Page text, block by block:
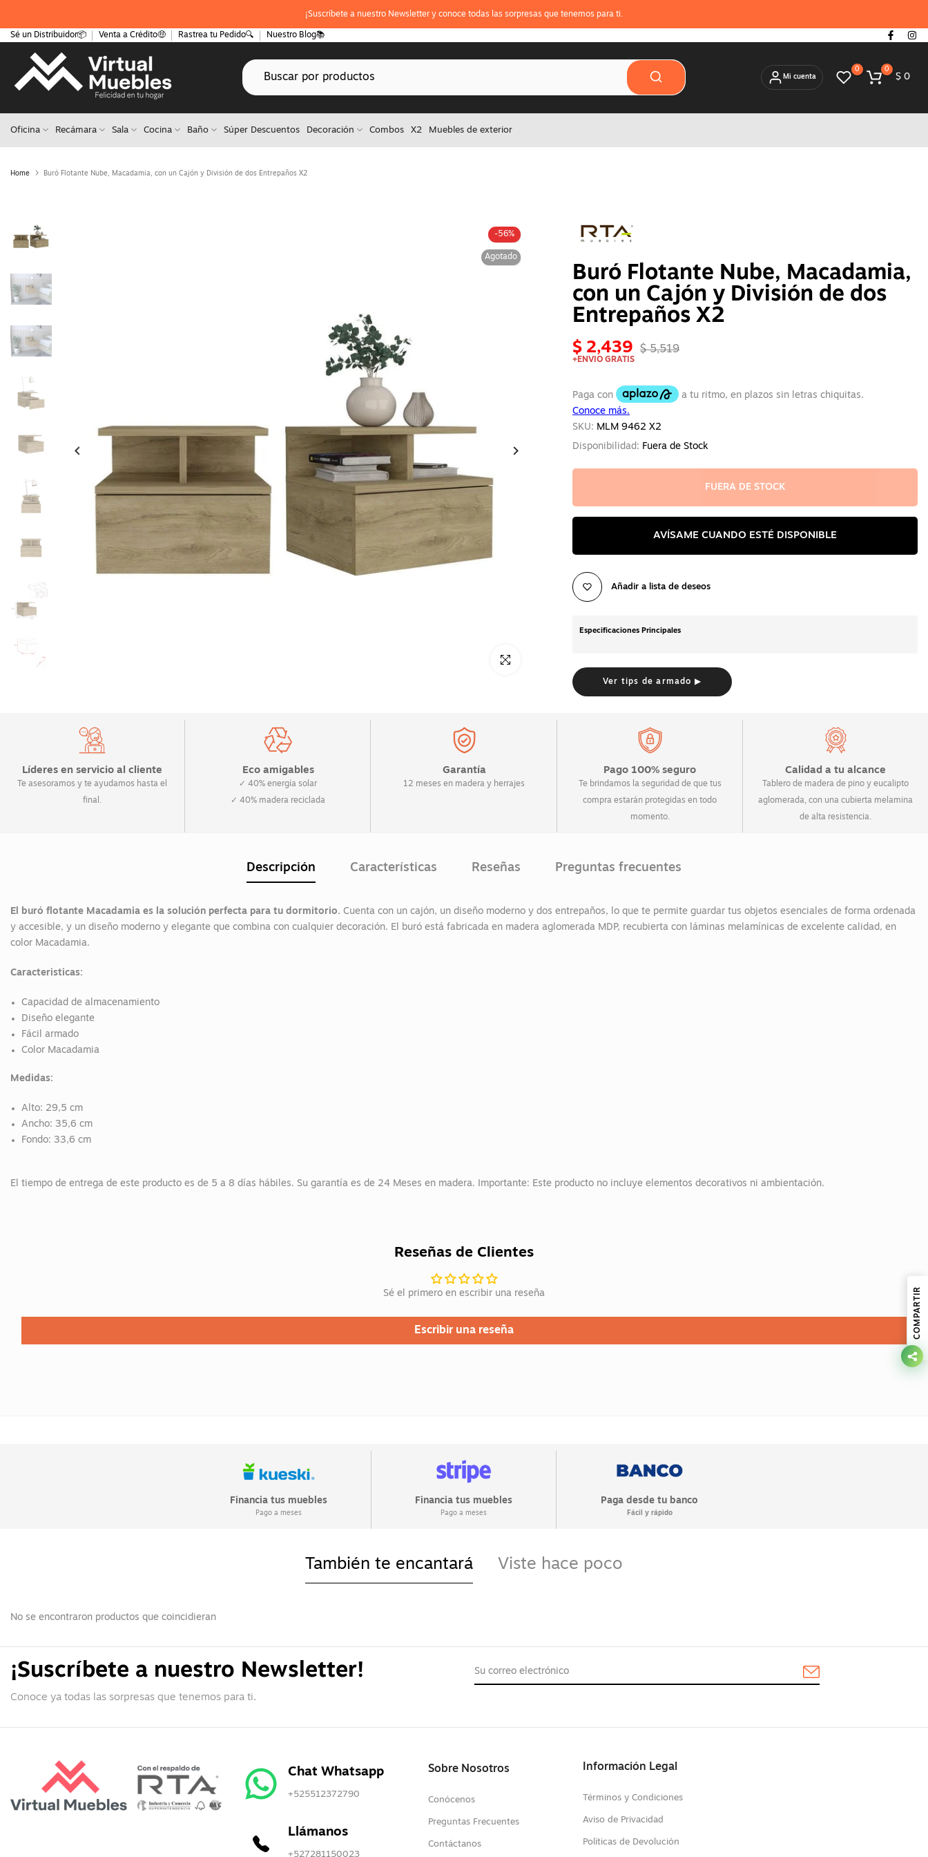
al
¡Suscríbete a nuestro Newsletter y conoce todas las sorpresas que tenemos para ti.
Sé un Distribuidor📦 Venta a Crédito🤑 Rastrea tu Pedido🔍 Nuestro Blog📚
Mi cuenta
0 0
$ 0
Oficina Recámara Sala Cocina Baño Súper Descuentos Decoración Combos X2 Muebles de exterior
Home Buró Flotante Nube, Macadamia, con un Cajón y División de dos Entrepaños X2
-56%
Agotado
Click para alargar
X2
Buró Flotante Nube, Macadamia,
con un Cajón y División de dos
Entrepaños X2
$ 2,439 $ 5,519
+ENVIO GRATIS
SKU: MLM 9462 X2
Disponibilidad: Fuera de Stock
FUERA DE STOCK
AVÍSAME CUANDO ESTÉ DISPONIBLE
Añadir a lista de deseos
Especificaciones Principales
Ver tips de armado ▶
Líderes en servicio al cliente
Te asesoramos y te ayudamos hasta el
final.
Eco amigables
✓ 40% energía solar
✓ 40% madera reciclada
Garantía
12 meses en madera y herrajes
Pago 100% seguro
Te brindamos la seguridad de que tus
compra estarán protegidas en todo
momento.
Calidad a tu alcance
Tablero de madera de pino y eucalipto
aglomerada, con una cubierta melamina
de alta resistencia.
Descripción Características Reseñas Preguntas frecuentes
El buró flotante Macadamia es la solución perfecta para tu dormitorio. Cuenta con un cajón, un diseño moderno y dos entrepaños, lo que te permite guardar tus objetos esenciales de forma ordenada
y accesible, y un diseño moderno y elegante que combina con cualquier decoración. El buró está fabricada en madera aglomerada MDP, recubierta con láminas melamínicas de excelente calidad, en
color Macadamia.
Caracteristicas:
Capacidad de almacenamiento
Diseño elegante
Fácil armado
Color Macadamia
Medidas:
Alto: 29,5 cm
Ancho: 35,6 cm
Fondo: 33,6 cm
El tiempo de entrega de este producto es de 5 a 8 días hábiles. Su garantía es de 24 Meses en madera. Importante: Este producto no incluye elementos decorativos ni ambientación.
Reseñas de Clientes
Sé el primero en escribir una reseña
Escribir una reseña
Financia tus muebles
Pago a meses
Financia tus muebles
Pago a meses
Paga desde tu banco
Fácil y rápido
También te encantará Viste hace poco
No se encontraron productos que coincidieran
¡Suscríbete a nuestro Newsletter!
Conoce ya todas las sorpresas que tenemos para ti.
Chat Whatsapp
+525512372790
Llámanos
+527281150023
Sobre Nosotros
Conócenos
Preguntas Frecuentes
Contáctanos
Información Legal
Términos y Condiciones
Aviso de Privacidad
Políticas de Devolución
COMPARTIR